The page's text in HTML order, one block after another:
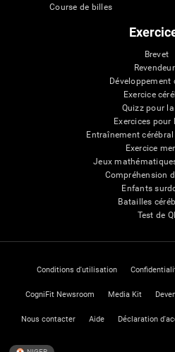
Course de billes
Brevet
Exercice
Quizz pour
Exercices pour
Entraînement
Exercice
Jeux
Compréhension
Enfants
Batailles
Test de QI
Conditions d'utilisation
CogniFit Newsroom Media Kit
Nous contacter Aide Déclaration